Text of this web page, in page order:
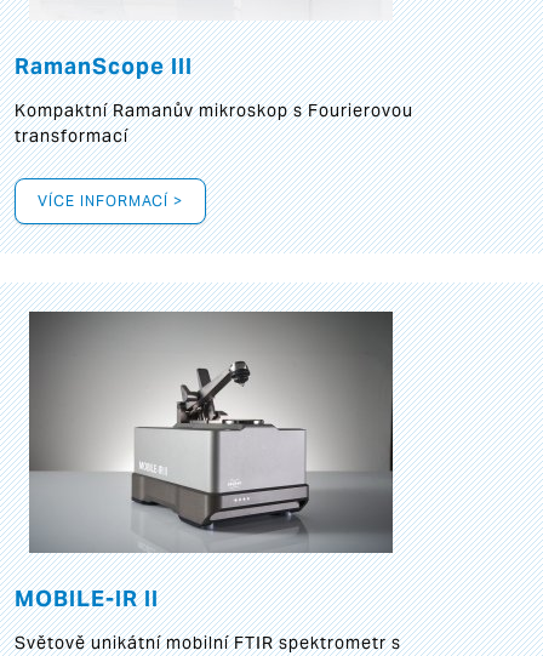
RamanScope III
Kompaktní Ramanův mikroskop s Fourierovou
transformací
VÍCE INFORMACÍ >
MOBILE-IR II
Světově unikátní mobilní FTIR spektrometr s